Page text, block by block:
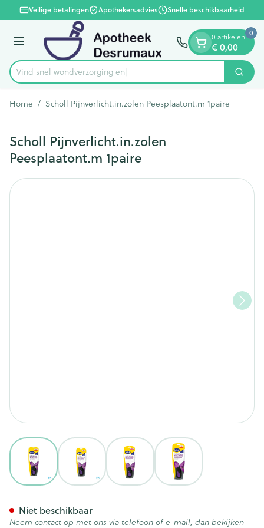
Ga naar de inhoud
1 van 1Veilige betalingen Apothekersadvies Snelle beschikbaarheid
Menu
Product, merk, categorie...
Vind snel wondverzor Zoek
0 artikelen
€ 0,00
0
Home / Scholl Pijnverlicht.in.zolen Peesplaatont.m 1paire
Scholl Pijnverlicht.in.zolen
Peesplaatont.m 1paire
View larger imageView larger imageView larger imageView larger image
Niet beschikbaar
Neem contact op met ons via telefoon of e-mail, dan bekijken